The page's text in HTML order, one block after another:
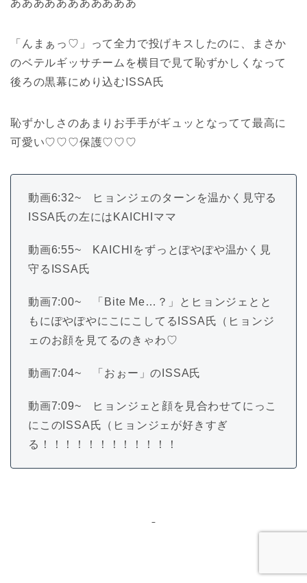
「んまぁっ♡」って全力で投げキスしたのに、まさか
のベテルギッサチームを横目で見て恥ずかしくなって
後ろの黒幕にめり込むISSA氏
恥ずかしさのあまりお手手がギュッとなってて最高に
可愛い♡♡♡保護♡♡♡
動画6:32~ ヒョンジェのターンを温かく見守る
ISSA氏の左にはKAICHIママ
動画6:55~ KAICHIをずっとぽやぽや温かく見
守るISSA氏
動画7:00~ 「Bite Me…？」とヒョンジェとと
もにぽやぽやにこにこしてるISSA氏（ヒョンジ
ェのお顔を見てるのきゃわ♡
動画7:04~ 「おぉー」のISSA氏
動画7:09~ ヒョンジェと顔を見合わせてにっこ
にこのISSA氏（ヒョンジェが好きすぎ
る！！！！！！！！！！！！